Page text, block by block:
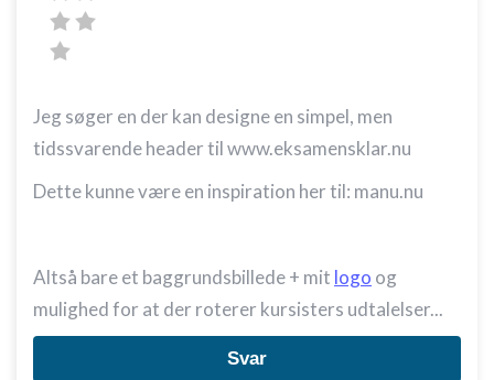
Jeg søger en der kan designe en simpel, men
tidssvarende header til www.eksamensklar.nu
Dette kunne være en inspiration her til: manu.nu
Altså bare et baggrundsbillede + mit logo og
mulighed for at der roterer kursisters udtalelser...
Svar